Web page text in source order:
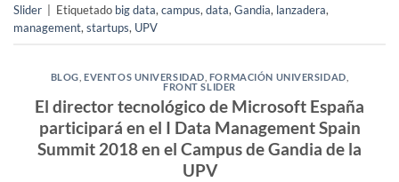
Slider
Etiquetado big data, campus, data, Gandia, lanzadera,
management, startups, UPV
BLOG ,EVENTOS UNIVERSIDAD FORMACIÓN UNIVERSIDAD
FRONT SLIDER
El director tecnológico de Microsoft España
participará en el I Data Management Spain
Summit 2018 en el Campus de Gandia de la
UPV